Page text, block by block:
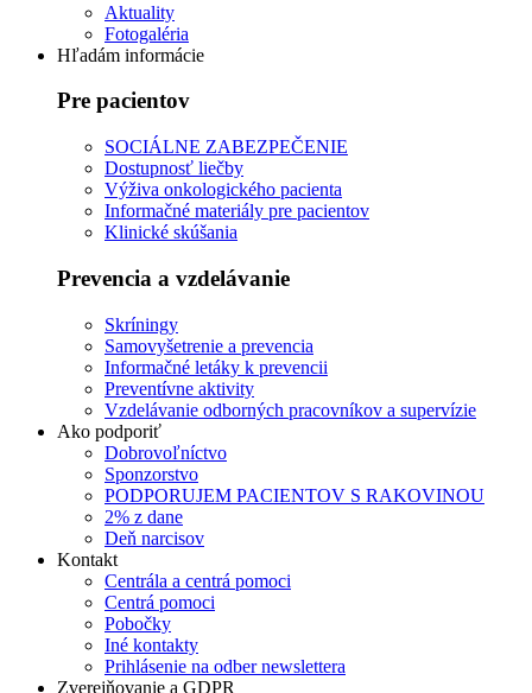
Aktuality
Fotogaléria
Hľadám informácie
Pre pacientov
SOCIÁLNE ZABEZPEČENIE
Dostupnosť liečby
Výživa onkologického pacienta
Informačné materiály pre pacientov
Klinické skúšania
Prevencia a vzdelávanie
Skríningy
Samovyšetrenie a prevencia
Informačné letáky k prevencii
Preventívne aktivity
Vzdelávanie odborných pracovníkov a supervízie
Ako podporiť
Dobrovoľníctvo
Sponzorstvo
PODPORUJEM PACIENTOV S RAKOVINOU
2% z dane
Deň narcisov
Kontakt
Centrála a centrá pomoci
Centrá pomoci
Pobočky
Iné kontakty
Prihlásenie na odber newslettera
Zverejňovanie a GDPR